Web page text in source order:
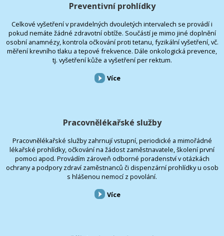
Preventivní prohlídky
Celkové vyšetření v pravidelných dvouletých intervalech se provádí i
pokud nemáte žádné zdravotní obtíže. Součástí je mimo jiné doplnění
osobní anamnézy, kontrola očkování proti tetanu, fyzikální vyšetření, vč.
měření krevního tlaku a tepové frekvence. Dále onkologická prevence,
tj. vyšetření kůže a vyšetření per rektum.
Více
Pracovnělékařské služby
Pracovnělékařské služby zahrnují vstupní, periodické a mimořádné
lékařské prohlídky, očkování na žádost zaměstnavatele, školení první
pomoci apod. Provádím zároveň odborné poradenství v otázkách
ochrany a podpory zdraví zaměstnanců či dispenzární prohlídky u osob
s hlášenou nemocí z povolání.
Více